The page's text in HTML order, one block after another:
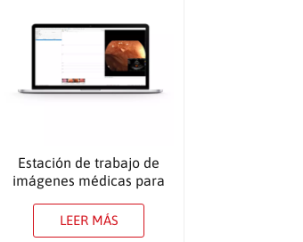
Estación de trabajo de
imágenes médicas para
LEER MÁS